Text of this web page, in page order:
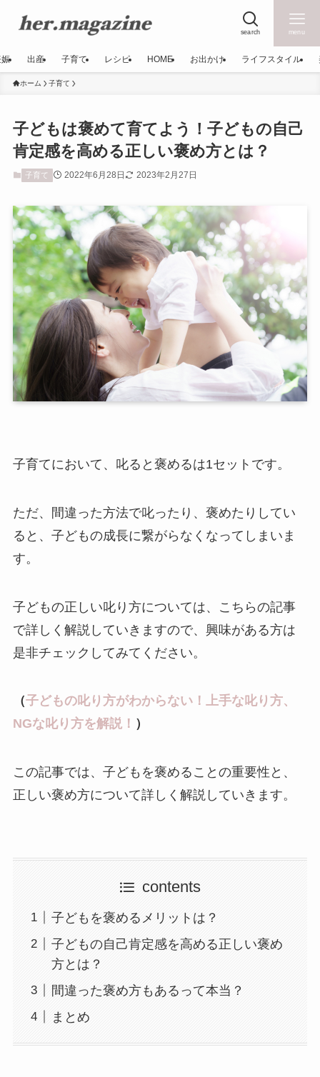
search menu
出産 子育て レシピ HOME お出かけ ライフスタイル
ホーム 子育て
子どもは褒めて育てよう！子どもの自己
肯定感を高める正しい褒め方とは？
子育て 2022年6月28日 2023年2月27日
子育てにおいて、叱ると褒めるは1セットです。
ただ、間違った方法で叱ったり、褒めたりしてい
ると、子どもの成長に繋がらなくなってしまいま
す。
子どもの正しい叱り方については、こちらの記事
で詳しく解説していきますので、興味がある方は
是非チェックしてみてください。
（子どもの叱り方がわからない！上手な叱り方、
NGな叱り方を解説！ ）
この記事では、子どもを褒めることの重要性と、
正しい褒め方について詳しく解説していきます。
contents
子どもを褒めるメリットは？
子どもの自己肯定感を高める正しい褒め
方とは？
間違った褒め方もあるって本当？
まとめ